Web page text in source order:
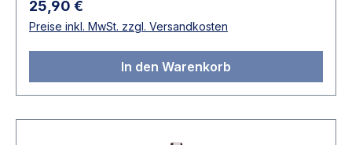
Mango) und Simcoe (Exotik). Saftige Säure,
verspieltes Mousseaux mit herb animierender
Hopfennote. Das perfekte Getränk für
experimentierfreudige Genießer!
Regulärer Preis:
25,90 €
Preise inkl. MwSt. zzgl. Versandkosten
In den Warenkorb